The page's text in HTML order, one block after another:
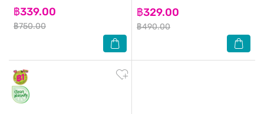
฿339.00
฿750.00
฿329.00
฿490.00